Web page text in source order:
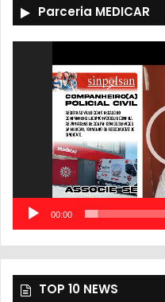
Parceria MEDICAR
00:00
TOP 10 NEWS